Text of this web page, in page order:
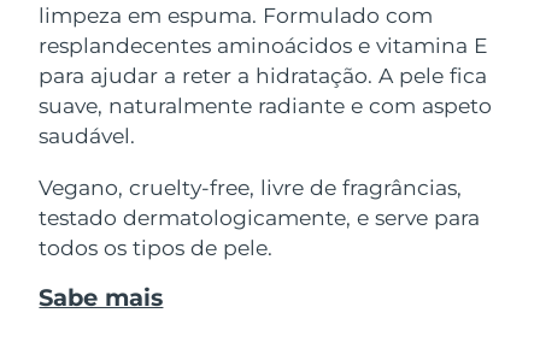
limpeza em espuma. Formulado com
resplandecentes aminoácidos e vitamina E
para ajudar a reter a hidratação. A pele fica
suave, naturalmente radiante e com aspeto
saudável.
Vegano, cruelty-free, livre de fragrâncias,
testado dermatologicamente, e serve para
todos os tipos de pele.
Sabe mais